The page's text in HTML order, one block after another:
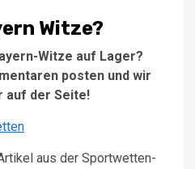
Witze?
Witze auf Lager?
posten und wir
auf der Seite!
aus der Sportwetten-